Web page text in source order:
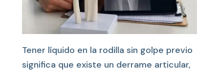
Tener líquido en la rodilla sin golpe previo
significa que existe un derrame articular,